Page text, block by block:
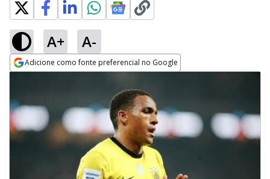
A+ A-
Adicione como fonte preferencial no Google